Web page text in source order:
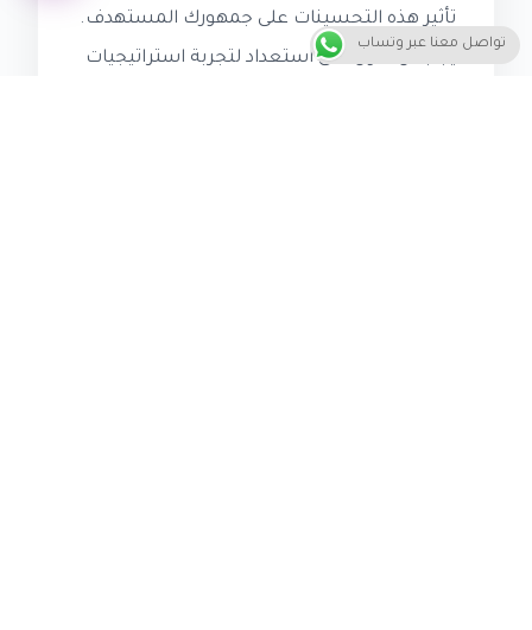
تأثير هذه التحسينات على جمهورك المستهدف.
يجب أن تكون على استعداد لتجربة استراتيجيات
تواصل معنا عبر وتساب